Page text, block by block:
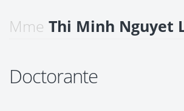
Mme Thi Minh Nguyet
Doctorante